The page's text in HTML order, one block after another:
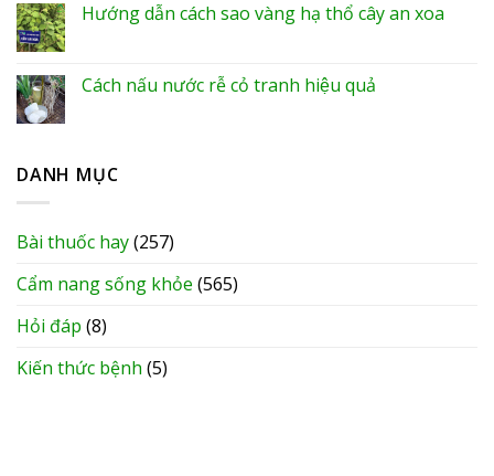
Hướng dẫn cách sao vàng hạ thổ cây an xoa
Cách nấu nước rễ cỏ tranh hiệu quả
DANH MỤC
Bài thuốc hay(257)
Cẩm nang sống khỏe (565)
Hỏi đáp (8)
Kiến thức bệnh (5)